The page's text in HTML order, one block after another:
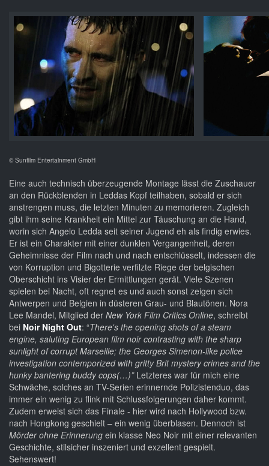
© Sunfilm Entertainment GmbH
Eine auch technisch überzeugende Montage lässt die Zuschauer
an den Rückblenden in Leddas Kopf teilhaben, sobald er sich
anstrengen muss, die letzten Minuten zu memorieren. Zugleich
gibt ihm seine Krankheit ein Mittel zur Täuschung an die Hand,
worin sich Angelo Ledda seit seiner Jugend eh als findig erwies.
Er ist ein Charakter mit einer dunklen Vergangenheit, deren
Geheimnisse der Film nach und nach entschlüsselt, indessen die
von Korruption und Bigotterie verfilzte Riege der belgischen
Oberschicht ins Visier der Ermittlungen gerät. Viele Szenen
spielen bei Nacht, oft regnet es und auch sonst zeigen sich
Antwerpen und Belgien in düsteren Grau- und Blautönen. Nora
Lee Mandel, Mitglied der New York Film Critics Online, schreibt
bei Noir Night Out: “There's the opening shots of a steam
engine, saluting European film noir contrasting with the sharp
sunlight of corrupt Marseille; the Georges Simenon-like police
investigation contemporized with gritty Brit mystery crimes and the
hunky bantering buddy cops(…)”Letzteres war für mich eine
Schwäche, solches an TV-Serien erinnernde Polizistenduo, das
immer ein wenig zu flink mit Schlussfolgerungen daher kommt.
Zudem erweist sich das Finale - hier wird nach Hollywood bzw.
nach Hongkong geschielt – ein wenig überblasen. Dennoch ist
Mörder ohne Erinnerung ein klasse Neo Noir mit einer relevanten
Geschichte, stilsicher inszeniert und exzellent gespielt.
Sehenswert!